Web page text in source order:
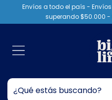
Envíos a todo el país -
superando $50.000